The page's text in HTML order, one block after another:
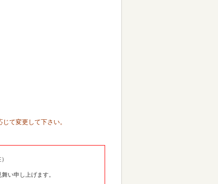
て変更して下さい。
い申し上げます。